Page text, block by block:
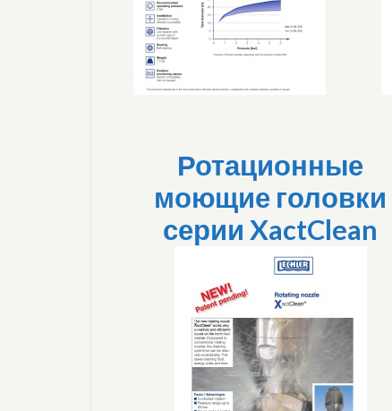
Ротационные
моющие головки
серии XactClean